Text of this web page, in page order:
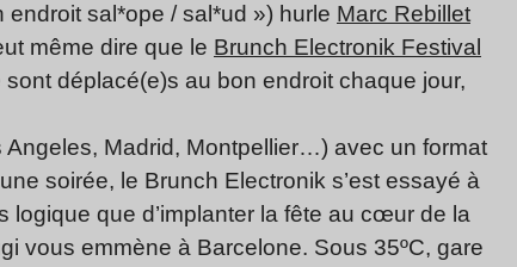
sal*ope / sal*ud ») hurle Marc Rebillet
même dire que le Brunch Electronik Festival
déplacé(e)s au bon endroit chaque jour,
Madrid, Montpellier…) avec un format
soirée, le Brunch Electronik s’est essayé à
logique que d’implanter la fête au cœur de la
vous emmène à Barcelone. Sous 35ºC, gare